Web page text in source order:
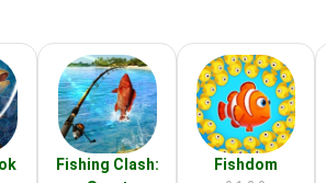
Fishing Clash:
Fishdom